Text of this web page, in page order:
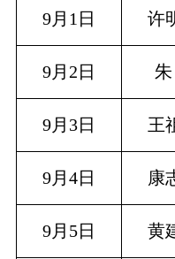
9月1日 许
9月2日 朱
9月3日 王
9月4日 康
9月5日 黄